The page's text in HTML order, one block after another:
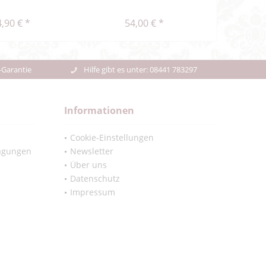
€ * 54,00 € *
Garantie Hilfe gibt es unter: 08441 783297
Informationen
Cookie-Einstellungen
Newsletter
Über uns
Datenschutz
Impressum